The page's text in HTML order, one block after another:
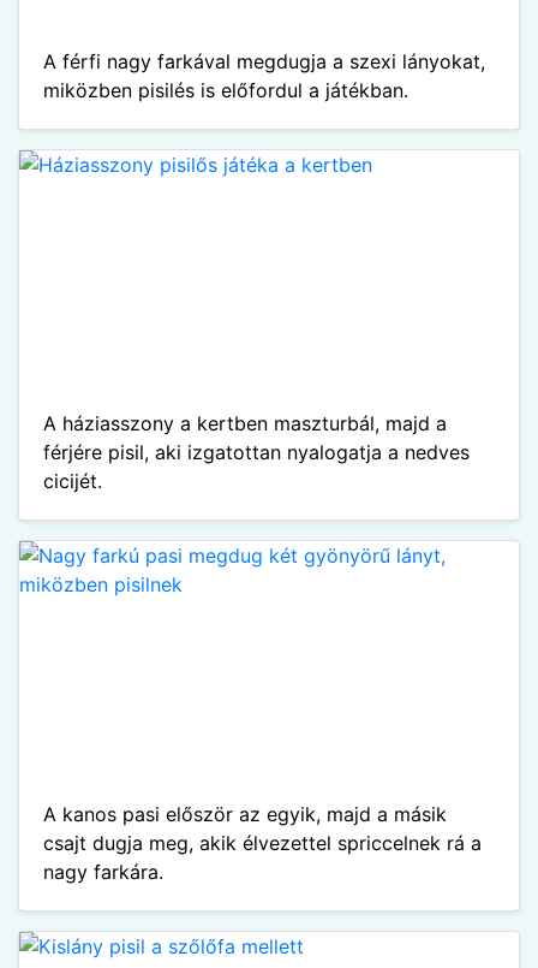
A férfi nagy farkával megdugja a szexi lányokat,
miközben pisilés is előfordul a játékban.
A háziasszony a kertben maszturbál, majd a
férjére pisil, aki izgatottan nyalogatja a nedves
cicijét.
A kanos pasi először az egyik, majd a másik
csajt dugja meg, akik élvezettel spriccelnek rá a
nagy farkára.